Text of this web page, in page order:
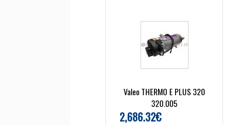
Valeo THERMO E PLUS 320
320.005
2,686.32€